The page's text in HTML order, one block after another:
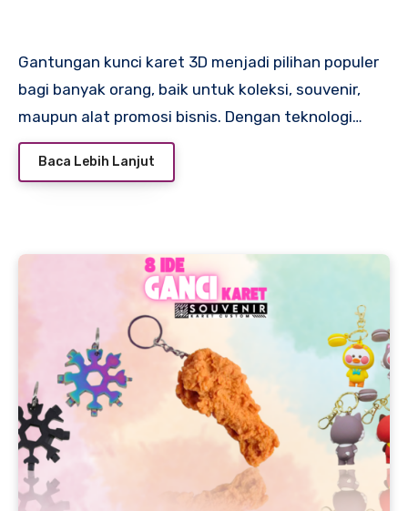
Gantungan kunci karet 3D menjadi pilihan populer
bagi banyak orang, baik untuk koleksi, souvenir,
maupun alat promosi bisnis. Dengan teknologi…
Baca Lebih Lanjut